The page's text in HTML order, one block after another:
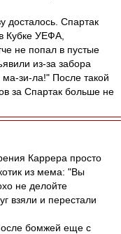
досталось. Спартак
Кубке УЕФА,
не попал в пустые
из-за забора
зи-ла!" После такой
за Спартак больше не
Каррера просто
из мема: "Вы
не делойте
взяли и перестали
бомжей еще с